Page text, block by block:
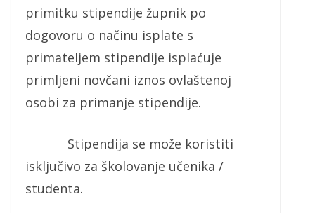
primitku stipendije župnik po
dogovoru o načinu isplate s
primateljem stipendije isplaćuje
primljeni novčani iznos ovlaštenoj
osobi za primanje stipendije.
Stipendija se može koristiti
isključivo za školovanje učenika /
studenta.